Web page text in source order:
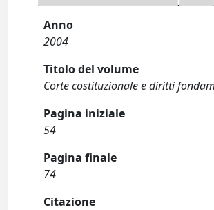
Anno
2004
Titolo del volume
Corte costituzionale e diritti
Pagina iniziale
54
Pagina finale
74
Citazione